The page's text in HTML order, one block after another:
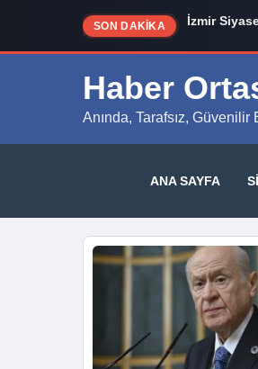
SON DAKİKA İzmir
Haber
Anında, Tarafsız, Güvenilir
ANA SAYFA